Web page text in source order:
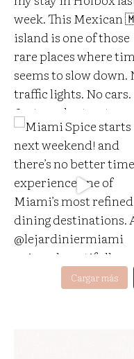
Cargar más